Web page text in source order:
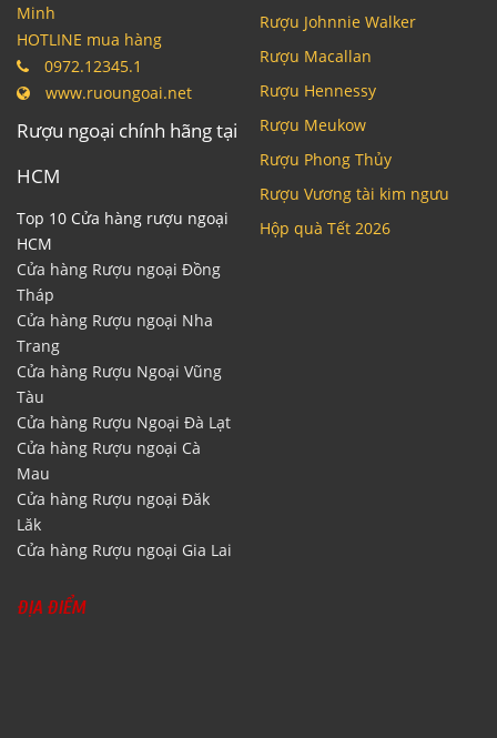
Minh
HOTLINE mua hàng
0972.12345.1
www.ruoungoai.net
Rượu ngoại chính hãng tại
HCM
Top 10 Cửa hàng rượu ngoại
HCM
Cửa hàng Rượu ngoại Đồng
Tháp
Cửa hàng Rượu ngoại Nha
Trang
Cửa hàng Rượu Ngoại Vũng
Tàu
Cửa hàng Rượu Ngoại Đà Lạt
Cửa hàng Rượu ngoại Cà
Mau
Cửa hàng Rượu ngoại Đăk
Lăk
Cửa hàng Rượu ngoại Gia Lai
Rượu Johnnie Walker
Rượu Macallan
Rượu Hennessy
Rượu Meukow
Rượu Phong Thủy
Rượu Vương tài kim ngưu
Hộp quà Tết 2026
ĐỊA ĐIỂM